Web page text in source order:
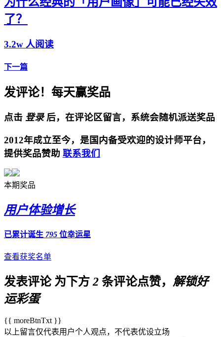
了？
3.2w 人阅读
下一篇
发评论！每天赢奖品
点击 登录后，在评论区留言，系统会随机派送奖品
2012年成立至今，是国内备受欢迎的设计师平台，
提供奖品赞助 联系我们
本期奖品
用户体验增长
已累计诞生 795 位幸运星
查看获奖名单
发表评论 为下方 2 条评论点赞， 解锁好
运彩蛋
{{ moreBtnTxt }}
以上留言仅代表用户个人观点，不代表优设立场